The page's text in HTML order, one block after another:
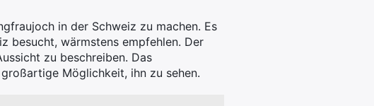
in der Schweiz zu machen. Es
besucht, wärmstens empfehlen. Der
zu beschreiben. Das
Möglichkeit, ihn zu sehen.